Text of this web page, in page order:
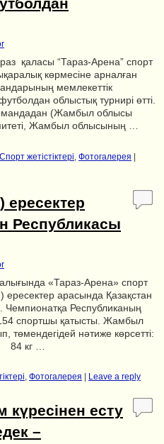
қаласы “Тараз-Арена” спорт
көрмесіне арналған
мемлекеттік
облыстық турнирі өтті.
(Жамбыл облысы
Жамбыл облысының …
Спорт жетістіктері Фотогалерея
ересектер
Республикасы
«Тараз-Арена» спорт
арасында Қазақстан
Чемпионатқа Республиканың
спортшы қатысты. Жамбыл
нәтиже көрсетті:
кг …
Фотогалерея Leave a reply
күресінен есту
–